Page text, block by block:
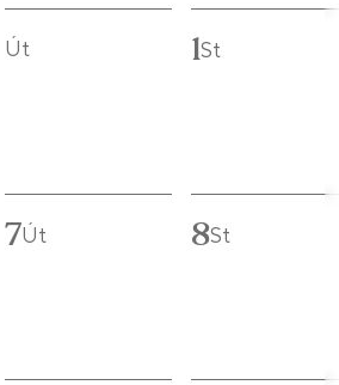
Út 1St
7Út 8St